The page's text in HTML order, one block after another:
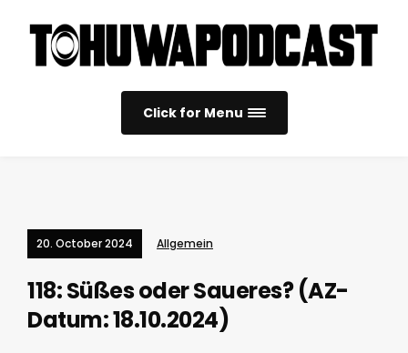
Click for Menu
20. October 2024 Allgemein
118: Süßes oder Saueres? (AZ-
Datum: 18.10.2024)